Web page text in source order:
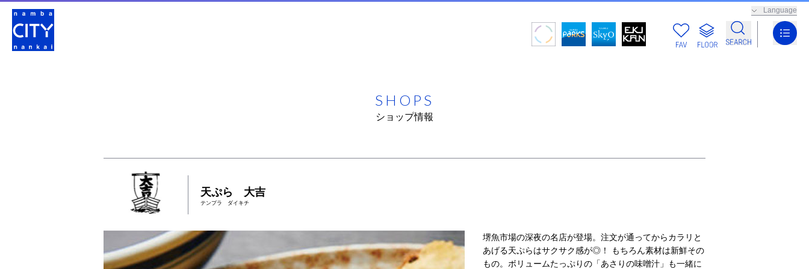
Language
SHOPS
ショップ情報
天ぷら 大吉
テンプラ ダイキチ
堺魚市場の深夜の名店が登場。注文が通ってからカラリと
あげる天ぷらはサクサク感が◎！ もちろん素材は新鮮その
もの。ボリュームたっぷりの「あさりの味噌汁」も一緒に